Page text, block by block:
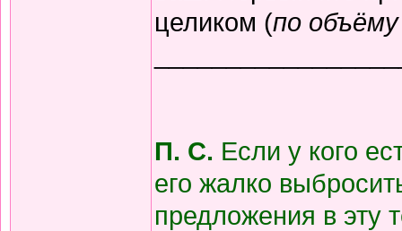
целиком (по
П. С. Если у кого
его жалко
предложения в эту